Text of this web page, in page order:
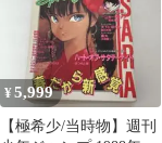
¥5,999
【極希少/当時物】週刊